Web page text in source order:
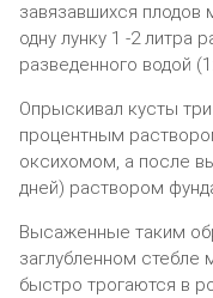
завязавшихся плодов
одну лунку 1 -2 литра
разведенного водой
Опрыскивал кусты
процентным
оксихомом, а после
дней) раствором
Высаженные таким
заглубленном стебле
быстро трогаются в